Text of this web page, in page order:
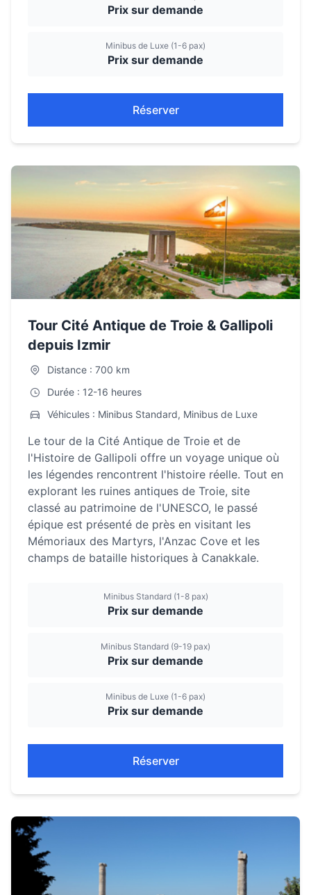
Prix sur demande
Minibus de Luxe (1-6 pax)
Prix sur demande
Réserver
Tour Cité Antique de Troie & Gallipoli
depuis Izmir
Distance : 700 km
Durée : 12-16 heures
Véhicules : Minibus Standard, Minibus de Luxe
Le tour de la Cité Antique de Troie et de
l'Histoire de Gallipoli offre un voyage unique où
les légendes rencontrent l'histoire réelle. Tout en
explorant les ruines antiques de Troie, site
classé au patrimoine de l'UNESCO, le passé
épique est présenté de près en visitant les
Mémoriaux des Martyrs, l'Anzac Cove et les
champs de bataille historiques à Canakkale.
Minibus Standard (1-8 pax)
Prix sur demande
Minibus Standard (9-19 pax)
Prix sur demande
Minibus de Luxe (1-6 pax)
Prix sur demande
Réserver